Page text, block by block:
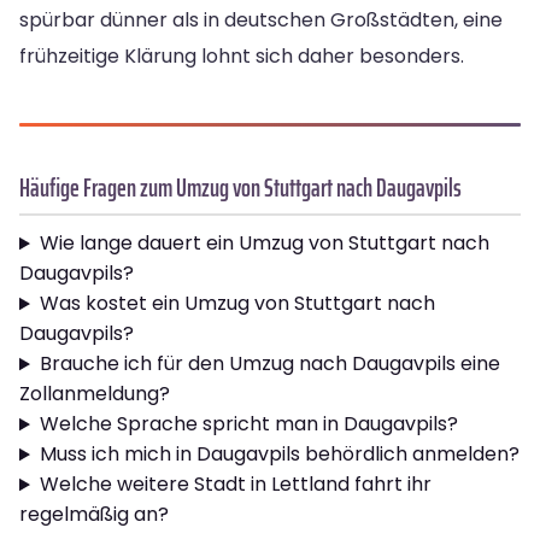
spürbar dünner als in deutschen Großstädten, eine
frühzeitige Klärung lohnt sich daher besonders.
Häufige Fragen zum Umzug von Stuttgart nach Daugavpils
Wie lange dauert ein Umzug von Stuttgart nach
Daugavpils?
Was kostet ein Umzug von Stuttgart nach
Daugavpils?
Brauche ich für den Umzug nach Daugavpils eine
Zollanmeldung?
Welche Sprache spricht man in Daugavpils?
Muss ich mich in Daugavpils behördlich anmelden?
Welche weitere Stadt in Lettland fahrt ihr
regelmäßig an?